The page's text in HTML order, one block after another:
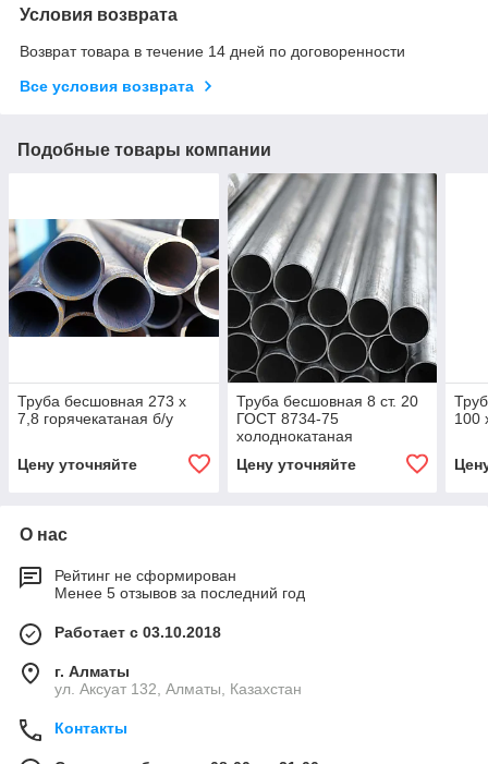
Условия возврата
Возврат товара в течение 14 дней по договоренности
Все условия возврата
Подобные товары компании
Труба бесшовная 273 х
7,8 горячекатаная б/у
Цену уточняйте
Труба бесшовная 8 ст. 20
ГОСТ 8734-75
холоднокатаная
Цену уточняйте
100
О нас
Рейтинг не сформирован
Менее 5 отзывов за последний год
Работает с 03.10.2018
г. Алматы
ул. Аксуат 132, Алматы, Казахстан
Контакты